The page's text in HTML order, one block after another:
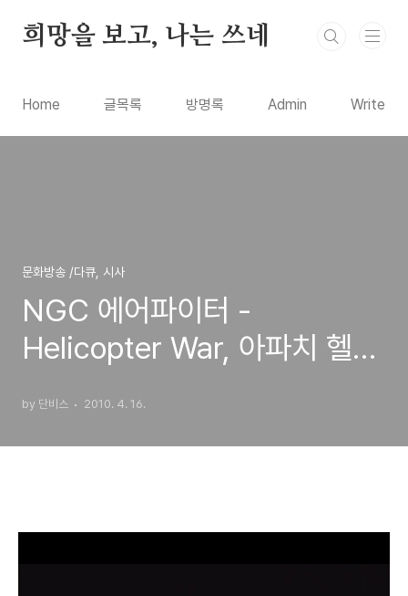
희망을 보고, 나는 쓰네
Home 글목록 방명록 Admin Write
문화방송 /다큐, 시사
NGC 에어파이터 -
Helicopter War, 아파치 헬리
by 단비스 2010. 4. 16.